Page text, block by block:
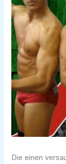
Die einen